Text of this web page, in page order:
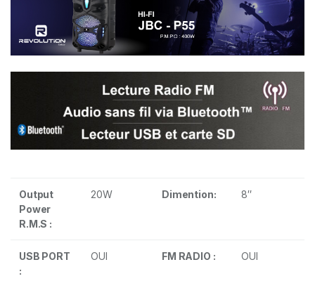
Output
Power
R.M.S :
20W Dimention: 8″
USB PORT
:
OUI FM RADIO : OUI